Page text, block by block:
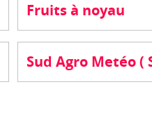
Fruits à noyau
Sud Agro Metéo (